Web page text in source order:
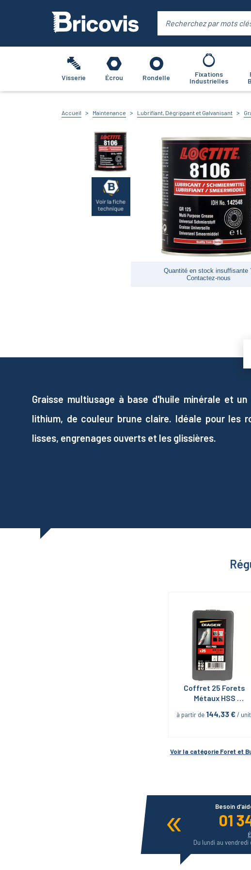
Visserie Écrou Rondelle
Fixations
Industrielles
Accueil Maintenance Lubrifiant, Dégrippant et Galvanisant
Quantité en stock insuffisante
Contactez-nous
Graisse multiusage à base d'huile minérale et
lithium, de couleur brune claire. Idéale pour les
lisses, engrenages ouverts et les glissières.
Coffret 25 Forets
Métaux HSS
à partir de 144,33 € /
Voir la catégorie Foret et
Besoin
01
Du lundi au vendredi